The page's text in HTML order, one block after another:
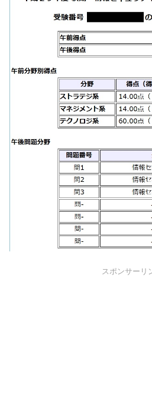
スポンサーリ